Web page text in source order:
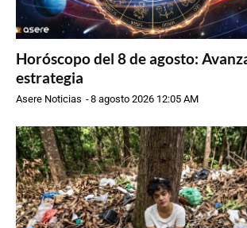
Horóscopo del 8 de agosto:
estrategia
Asere Noticias -8 agosto 2026 12:05 AM